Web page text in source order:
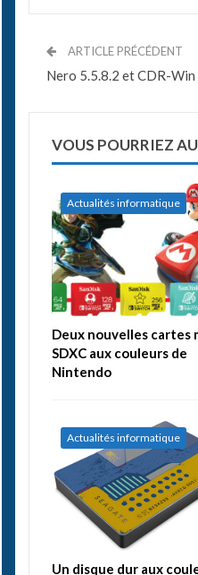
ARTICLE PRÉCÉDENT
Nero 5.5.8.2 et CDR-Win
VOUS POURRIEZ
Actualités informatique
Deux nouvelles cartes
SDXC aux couleurs de
Nintendo
Actualités informatique
Un disque dur aux